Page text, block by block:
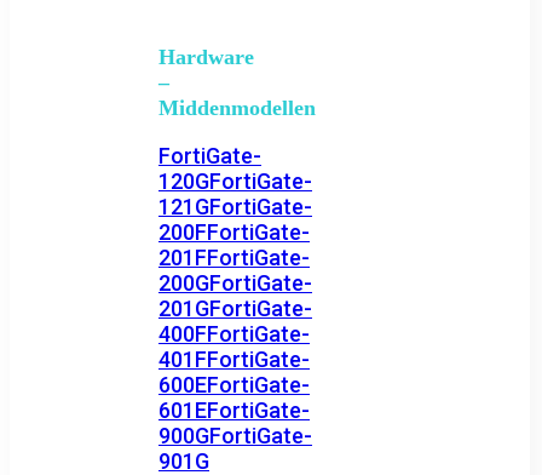
Hardware
–
Middenmodellen
FortiGate-
120GFortiGate-
121GFortiGate-
200FFortiGate-
201FFortiGate-
200GFortiGate-
201GFortiGate-
400FFortiGate-
401FFortiGate-
600EFortiGate-
601EFortiGate-
900GFortiGate-
901G